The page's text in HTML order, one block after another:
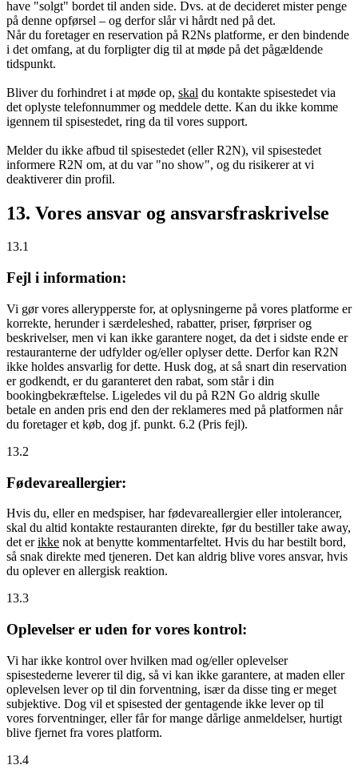
have "solgt" bordet til anden side. Dvs. at de decideret mister penge
på denne opførsel – og derfor slår vi hårdt ned på det.
Når du foretager en reservation på R2Ns platforme, er den bindende
i det omfang, at du forpligter dig til at møde på det pågældende
tidspunkt.
Bliver du forhindret i at møde op, skal du kontakte spisestedet via
det oplyste telefonnummer og meddele dette. Kan du ikke komme
igennem til spisestedet, ring da til vores support.
Melder du ikke afbud til spisestedet (eller R2N), vil spisestedet
informere R2N om, at du var "no show", og du risikerer at vi
deaktiverer din profil.
13. Vores ansvar og ansvarsfraskrivelse
13.1
Fejl i information:
Vi gør vores allerypperste for, at oplysningerne på vores platforme er
korrekte, herunder i særdeleshed, rabatter, priser, førpriser og
beskrivelser, men vi kan ikke garantere noget, da det i sidste ende er
restauranterne der udfylder og/eller oplyser dette. Derfor kan R2N
ikke holdes ansvarlig for dette. Husk dog, at så snart din reservation
er godkendt, er du garanteret den rabat, som står i din
bookingbekræftelse. Ligeledes vil du på R2N Go aldrig skulle
betale en anden pris end den der reklameres med på platformen når
du foretager et køb, dog jf. punkt. 6.2 (Pris fejl).
13.2
Fødevareallergier:
Hvis du, eller en medspiser, har fødevareallergier eller intolerancer,
skal du altid kontakte restauranten direkte, før du bestiller take away,
det erikke nok at benytte kommentarfeltet. Hvis du har bestilt bord,
så snak direkte med tjeneren. Det kan aldrig blive vores ansvar, hvis
du oplever en allergisk reaktion.
13.3
Oplevelser er uden for vores kontrol:
Vi har ikke kontrol over hvilken mad og/eller oplevelser
spisestederne leverer til dig, så vi kan ikke garantere, at maden eller
oplevelsen lever op til din forventning, især da disse ting er meget
subjektive. Dog vil et spisested der gentagende ikke lever op til
vores forventninger, eller får for mange dårlige anmeldelser, hurtigt
blive fjernet fra vores platform.
13.4